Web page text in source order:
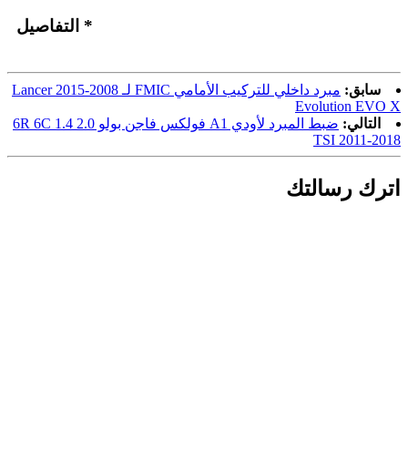
* التفاصيل
سابق:
مبرد داخلي للتركيب الأمامي FMIC لـ 2008-2015 Lancer
Evolution EVO X
التالي:
ضبط المبرد لأودي A1 فولكس فاجن بولو 6R 6C 1.4 2.0
TSI 2011-2018
اترك رسالتك